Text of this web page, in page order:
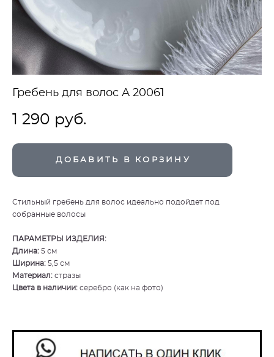
Гребень для волос А 20061
1 290 pуб.
ДОБАВИТЬ В КОРЗИНУ
Стильный гребень для волос идеально подойдет под
собранные волосы
ПАРАМЕТРЫ ИЗДЕЛИЯ:
Длина: 5 см
Ширина: 5,5 см
Материал: стразы
Цвета в наличии: серебро (как на фото)